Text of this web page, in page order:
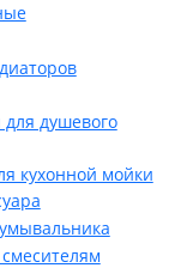
душевого
кухонной мойки